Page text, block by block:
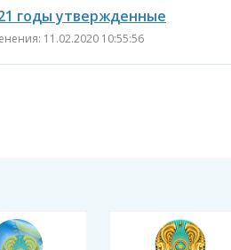
годы утвержденные
11.02.2020 10:55:56